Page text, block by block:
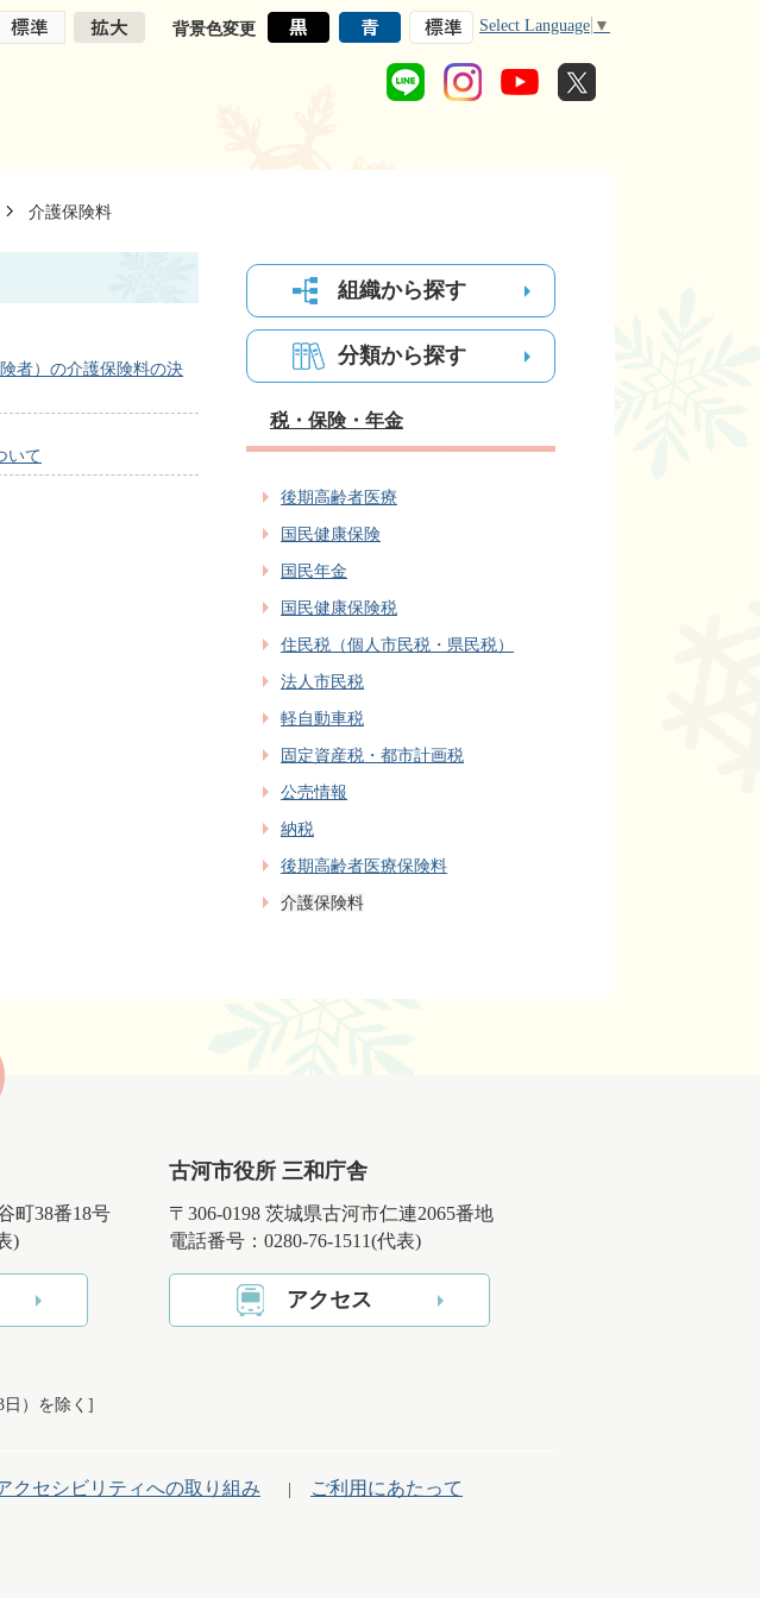
背景色変更 Select Language ▼
介護保険料
者）の介護保険料の決
いて
組織から探す
分類から探す
税・保険・年金
後期高齢者医療
国民健康保険
国民年金
国民健康保険税
住民税（個人市民税・県民税）
法人市民税
軽自動車税
固定資産税・都市計画税
公売情報
納税
後期高齢者医療保険料
介護保険料
町38番18号
)
古河市役所 三和庁舎
〒306-0198 茨城県古河市仁連2065番地
電話番号：0280-76-1511(代表)
アクセス
日）を除く]
クセシビリティへの取り組み ご利用にあたって